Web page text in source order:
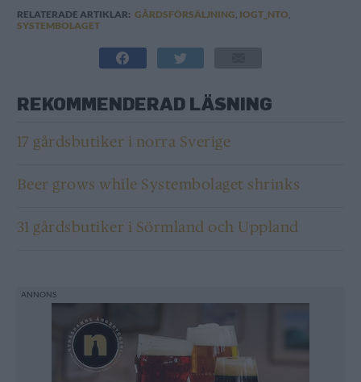
RELATERADE ARTIKLAR: GÅRDSFÖRSÄLJNING IOGT_NTO
SYSTEMBOLAGET
REKOMMENDERAD LÄSNING
17 gårdsbutiker i norra Sverige
Beer grows while Systembolaget shrinks
31 gårdsbutiker i Sörmland och Uppland